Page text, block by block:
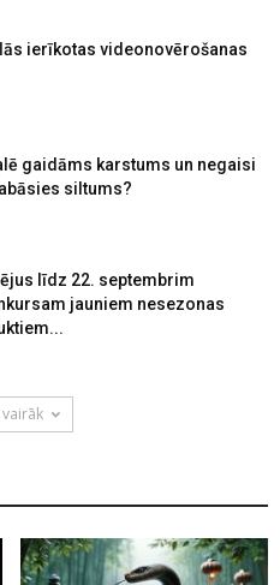
ierīkotas videonovērošanas
gaidāms karstums un negaisi
siltums?
līdz 22. septembrim
jauniem nesezonas
vairāk